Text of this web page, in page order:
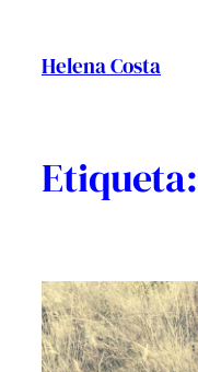
contingut
Helena Costa
Etiqueta: